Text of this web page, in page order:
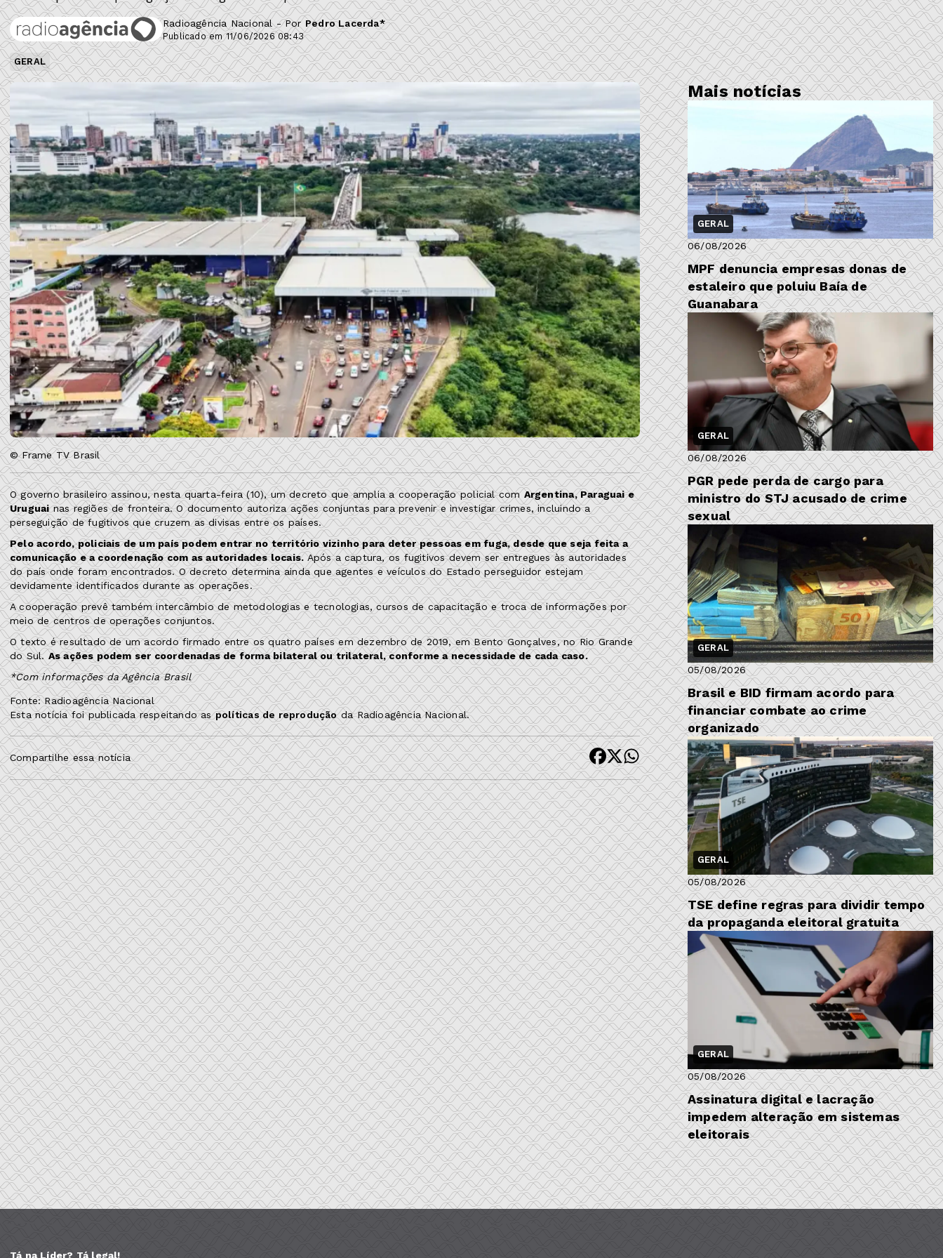
Radioagência Nacional - Por Pedro Lacerda*
Publicado em 11/06/2026 08:43
GERAL
© Frame TV Brasil
O governo brasileiro assinou, nesta quarta-feira (10), um decreto que amplia a cooperação policial comArgentina, Paraguai e
Uruguainas regiões de fronteira. O documento autoriza ações conjuntas para prevenir e investigar crimes, incluindo a
perseguição de fugitivos que cruzem as divisas entre os países.
Pelo acordo, policiais de um país podem entrar no território vizinho para deter pessoas em fuga, desde que seja feita a
comunicação e a coordenação com as autoridades locais.Após a captura, os fugitivos devem ser entregues às autoridades
do país onde foram encontrados. O decreto determina ainda que agentes e veículos do Estado perseguidor estejam
devidamente identificados durante as operações.
A cooperação prevê também intercâmbio de metodologias e tecnologias, cursos de capacitação e troca de informações por
meio de centros de operações conjuntos.
O texto é resultado de um acordo firmado entre os quatro países em dezembro de 2019, em Bento Gonçalves, no Rio Grande
do Sul.As ações podem ser coordenadas de forma bilateral ou trilateral, conforme a necessidade de cada caso.
*Com informações da Agência Brasil
Fonte: Radioagência Nacional
Esta notícia foi publicada respeitando aspolíticas de reproduçãoda Radioagência Nacional.
Compartilhe essa notícia
Mais notícias
GERAL
06/08/2026
MPF denuncia empresas donas de
estaleiro que poluiu Baía de
Guanabara
GERAL
06/08/2026
PGR pede perda de cargo para
ministro do STJ acusado de crime
sexual
GERAL
05/08/2026
Brasil e BID firmam acordo para
financiar combate ao crime
organizado
GERAL
05/08/2026
TSE define regras para dividir tempo
da propaganda eleitoral gratuita
GERAL
05/08/2026
Assinatura digital e lacração
impedem alteração em sistemas
eleitorais
Tá na Líder? Tá legal!